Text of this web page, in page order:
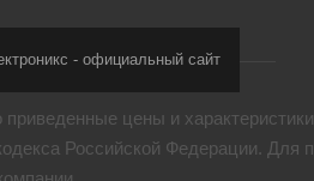
- официальный сайт
цены и
Российской Федерации.